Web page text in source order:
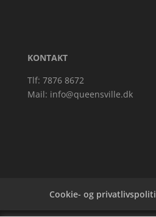
KONTAKT
Tlf: 7876 8672
Mail: info@queensville.dk
Cookie- og